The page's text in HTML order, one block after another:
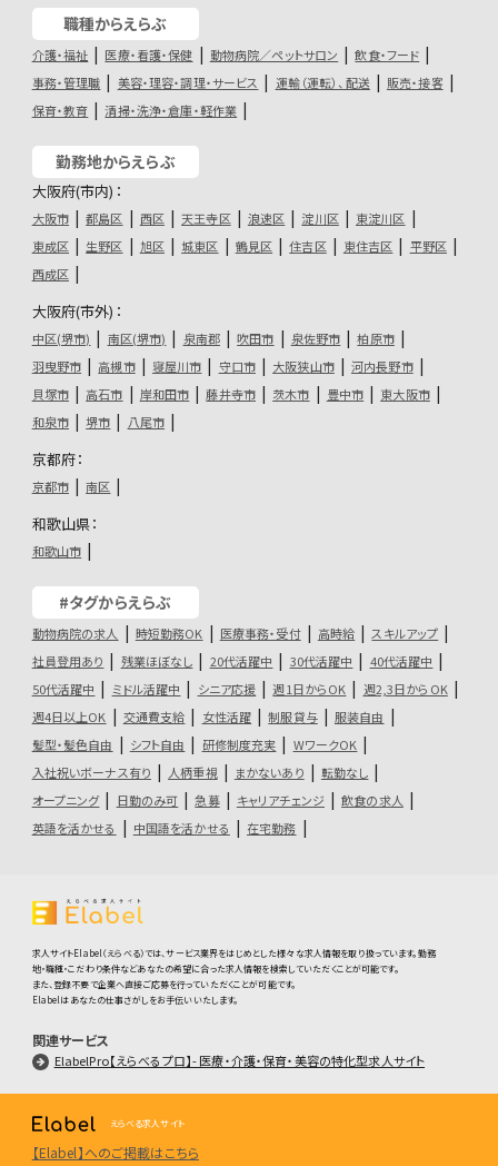
職種からえらぶ
介護・福祉 医療・看護・保健 動物病院／ペットサロン
飲食・フード
事務・管理職
美容・理容・調理・サービス 運輸（運転）、配送
販売・接客
保育・教育
清掃・洗浄・倉庫・軽作業
勤務地からえらぶ
大阪府(市内)：
大阪市 都島区 西区 天王寺区 浪速区 淀川区
東淀川区
東成区
生野区 旭区 城東区 鶴見区 住吉区 東住吉区
平野区
西成区
大阪府(市外)：
中区(堺市) 南区(堺市) 泉南郡 吹田市 泉佐野市
柏原市
羽曳野市
高槻市 寝屋川市 守口市 大阪狭山市
河内長野市
貝塚市
高石市 岸和田市 藤井寺市 茨木市 豊中市
東大阪市
和泉市
堺市 八尾市
京都府：
京都市 南区
和歌山県：
和歌山市
#タグからえらぶ
動物病院の求人 時短勤務OK 医療事務・受付 高時給
スキルアップ
社員登用あり
残業ほぼなし 20代活躍中 30代活躍中
40代活躍中
50代活躍中
ミドル活躍中 シニア応援 週1日からOK
週2,3日からOK
週4日以上OK
交通費支給 女性活躍 制服貸与
服装自由
髪型・髪色自由
シフト自由 研修制度充実
WワークOK
入社祝いボーナス有り
人柄重視 まかないあり
転勤なし
オープニング
日勤のみ可 急募 キャリアチェンジ
飲食の求人
英語を活かせる
中国語を活かせる 在宅勤務
求人サイトElabel（えらべる）では、サービス業界をはじめとした様々な求人情報を取り扱っています。勤務
地・職種・こだわり条件などあなたの希望に合った求人情報を検索していただくことが可能です。
また、登録不要で企業へ直接ご応募を行っていただくことが可能です。
Elabelはあなたの仕事さがしをお手伝いいたします。
関連サービス
ElabelPro【えらべるプロ】- 医療・介護・保育・美容の特化型求人サイト
えらべる求人サイト
【Elabel】へのご掲載はこちら